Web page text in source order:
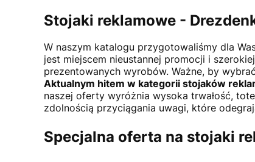
Stojaki reklamowe -
W naszym katalogu przygotowaliśmy dla
jest miejscem nieustannej promocji i
prezentowanych wyrobów. Ważne, by
Aktualnym hitem w kategorii stojaków
naszej oferty wyróżnia wysoka trwałość,
zdolnością przyciągania uwagi, które
Specjalna oferta na stojaki